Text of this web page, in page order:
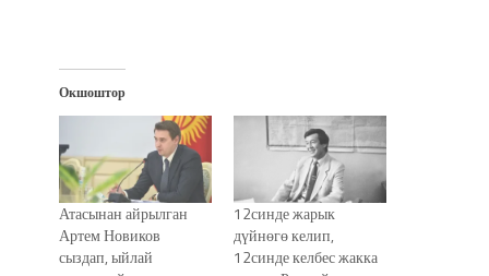
Окшоштор
Атасынан айрылган
Артем Новиков
сыздап, ыйлай
12синде жарык
дүйнөгө келип,
12синде келбес жакка